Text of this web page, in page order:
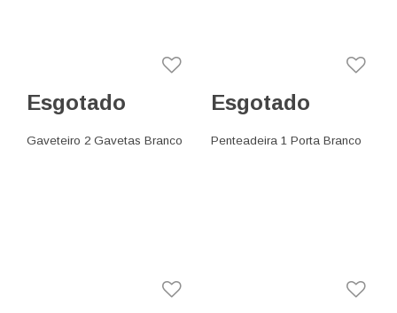
Esgotado
Gaveteiro 2 Gavetas Branco
Esgotado
Penteadeira 1 Porta Branco